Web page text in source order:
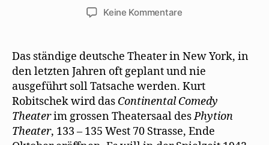
Keine Kommentarezu
in
New
York
engagiert
Mehring
als
Dramaturg
Das ständige deutsche Theater in New York, in
den letzten Jahren oft geplant und nie
ausgeführt soll Tatsache werden. Kurt
Robitschek wird das Continental Comedy
Theaterim grossen Theatersaal desPhytion
Theater, 133 – 135 West 70 Strasse, Ende